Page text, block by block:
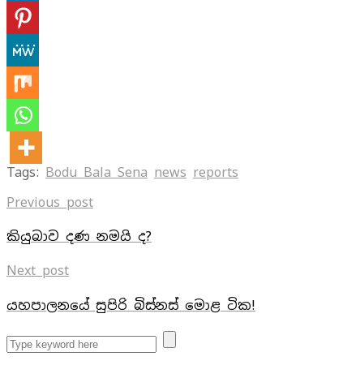
Tags: Bodu Bala Sena news reports
Previous post
කියුබාව දණ නමයි ද?
Next post
යහපාලනයේ සුපිරි බිස්නස් මොළ ටික!